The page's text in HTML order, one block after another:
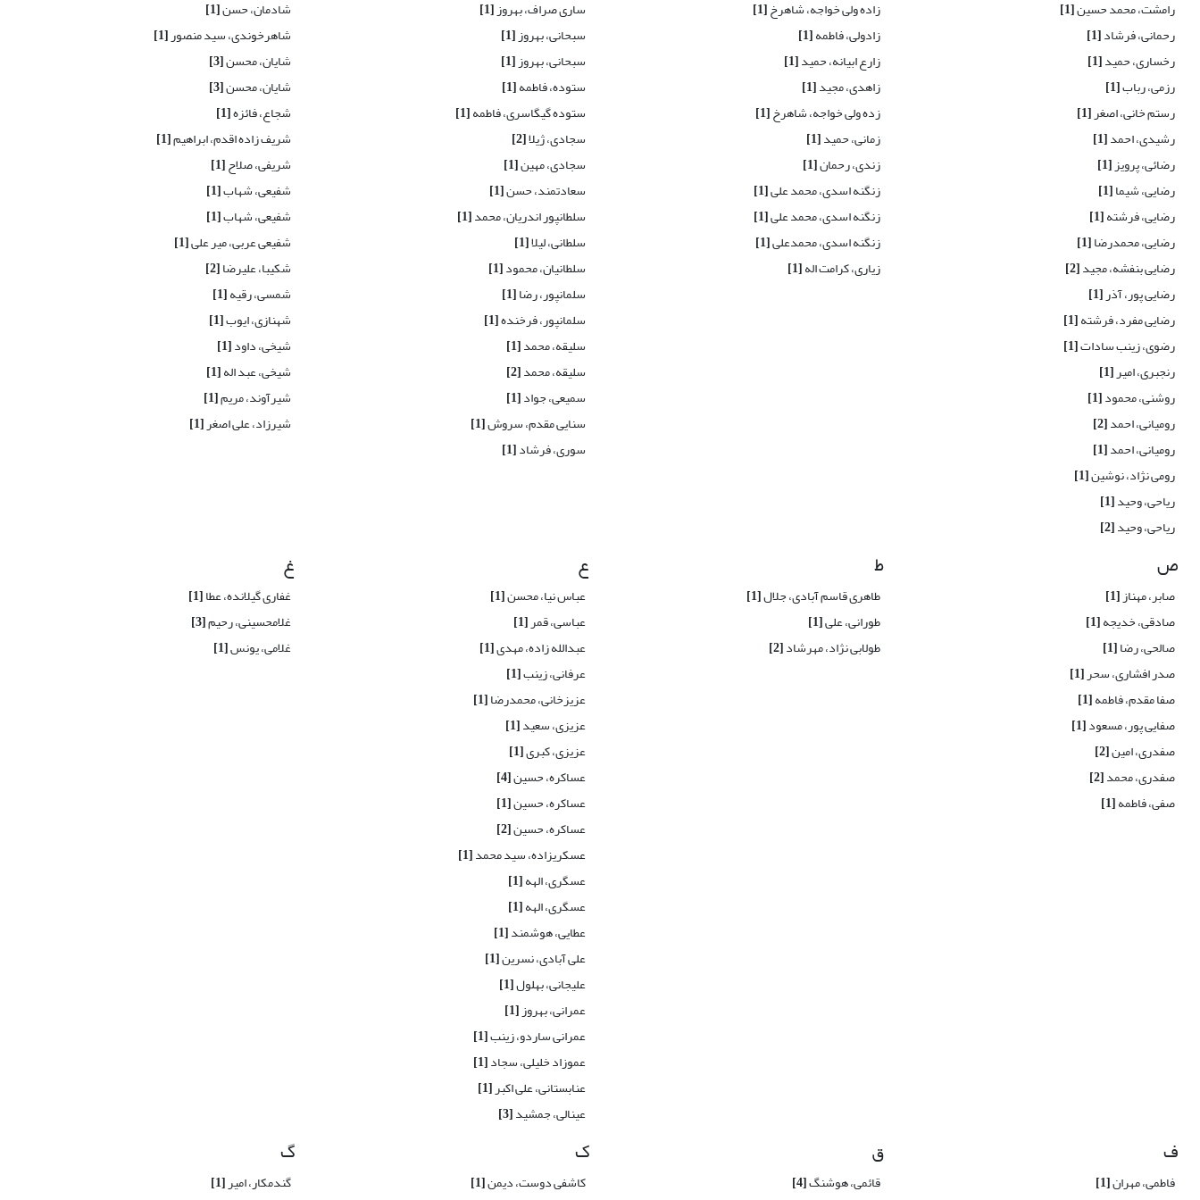
رامشت، محمد حسین[1]
رحمانی، فرشاد[1]
رخساری، حمید[1]
رزمی، رباب[1]
رستم خانی، اصغر[1]
رشیدی، احمد[1]
رضائی، پرویز[1]
رضایی، شیما[1]
رضایی، فرشته[1]
رضایی، محمدرضا[1]
رضایی بنفشه، مجید[2]
رضایی پور، آذر[1]
رضایی مفرد، فرشته[1]
رضوی، زینب سادات[1]
رنجبری، امیر[1]
روشنی، محمود[1]
رومیانی، احمد[2]
رومیانی، احمد[1]
رومی نژاد، نوشین[1]
ریاحی، وحید[1]
ریاحی، وحید[2]
زاده ولی خواجه، شاهرخ[1]
زادولی، فاطمه[1]
زارع ابیانه، حمید[1]
زاهدی، مجید[1]
زده ولی خواجه، شاهرخ[1]
زمانی، حمید[1]
زندی، رحمان[1]
زنگنه اسدی، محمد علی[1]
زنگنه اسدی، محمد علی[1]
زنگنه اسدی، محمدعلی[1]
زیاری، کرامت اله[1]
ساری صراف، بهروز[1]
سبحانی، بهروز[1]
سبحانی، بهروز[1]
ستوده، فاطمه[1]
ستوده گیگاسری، فاطمه[1]
سجادی، ژیلا[2]
سجادی، مهین[1]
سعادتمند، حسن[1]
سلطانپور اندریان، محمد[1]
سلطانی، لیلا[1]
سلطانیان، محمود[1]
سلمانپور، رضا[1]
سلمانپور، فرخنده[1]
سلیقه، محمد[1]
سلیقه، محمد[2]
سمیعی، جواد[1]
سنایی مقدم، سروش[1]
سوری، فرشاد[1]
شادمان، حسن[1]
شاهرخوندی، سید منصور[1]
شایان، محسن[3]
شایان، محسن[3]
شجاع، فائزه[1]
شریف زاده اقدم، ابراهیم[1]
شریفی، صلاح[1]
شفیعی، شهاب[1]
شفیعی، شهاب[1]
شفیعی عربی، میر علی[1]
شکیبا، علیرضا[2]
شمسی، رقیه[1]
شهنازی، ایوب[1]
شیخی، داود[1]
شیخی، عبد اله[1]
شیرآوند، مریم[1]
شیرزاد، علی اصغر[1]
ص
صابر، مهناز[1]
صادقی، خدیجه[1]
صالحی، رضا[1]
صدر افشاری، سحر[1]
صفا مقدم، فاطمه[1]
صفایی پور، مسعود[1]
صفدری، امین[2]
صفدری، محمد[2]
صفی، فاطمه[1]
ط
طاهری قاسم آبادی، جلال[1]
طورانی، علی[1]
طولابی نژاد، مهرشاد[2]
ع
عباس نیا، محسن[1]
عباسی، قمر[1]
عبدالله زاده، مهدی[1]
عرفانی، زینب[1]
عزیزخانی، محمدرضا[1]
عزیزی، سعید[1]
عزیزی، کبری[1]
عساکره، حسین[4]
عساکره، حسین[1]
عساکره، حسین[2]
عسکریزاده، سید محمد[1]
عسگری، الهه[1]
عسگری، الهه[1]
عطایی، هوشمند[1]
علی آبادی، نسرین[1]
علیجانی، بهلول[1]
عمرانی، بهروز[1]
عمرانی ساردو، زینب[1]
عموزاد خلیلی، سجاد[1]
عنابستانی، علی اکبر[1]
عینالی، جمشید[3]
غ
غفاری گیلانده، عطا[1]
غلامحسینی، رحیم[3]
غلامی، یونس[1]
ف
فاطمی، مهران[1]
ق
قائمی، هوشنگ[4]
ک
کاشفی دوست، دیمن[1]
گ
گندمکار، امیر[1]